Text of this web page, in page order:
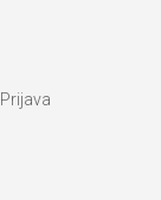
Prijava